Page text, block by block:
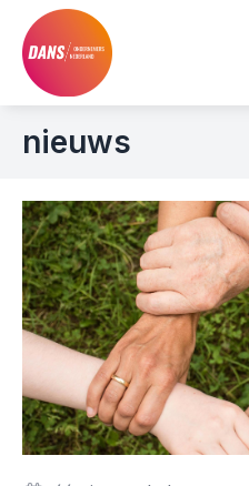
nieuws